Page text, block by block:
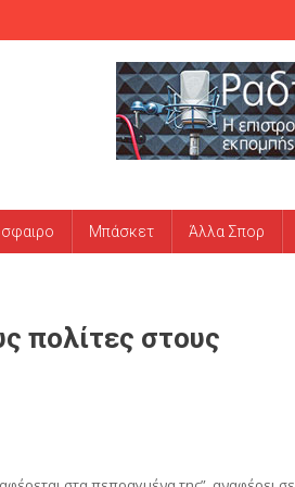
Μπάσκετ Άλλα Σπορ
πολίτες στους